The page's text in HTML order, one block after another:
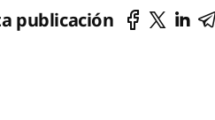
publicación